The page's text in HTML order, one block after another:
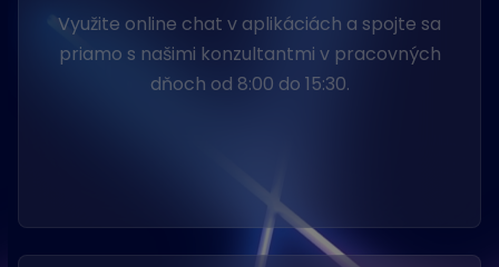
Využite online chat v aplikáciách a spojte sa
priamo s našimi konzultantmi v pracovných
dňoch od 8:00 do 15:30.